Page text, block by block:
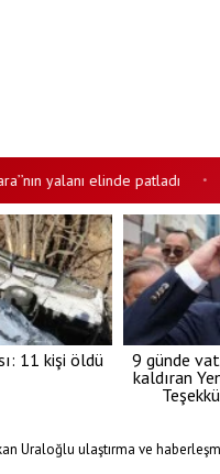
yalanı elinde patladı •
11 kişi öldü
9 günde
kaldıran
Uraloğlu ulaştırma ve